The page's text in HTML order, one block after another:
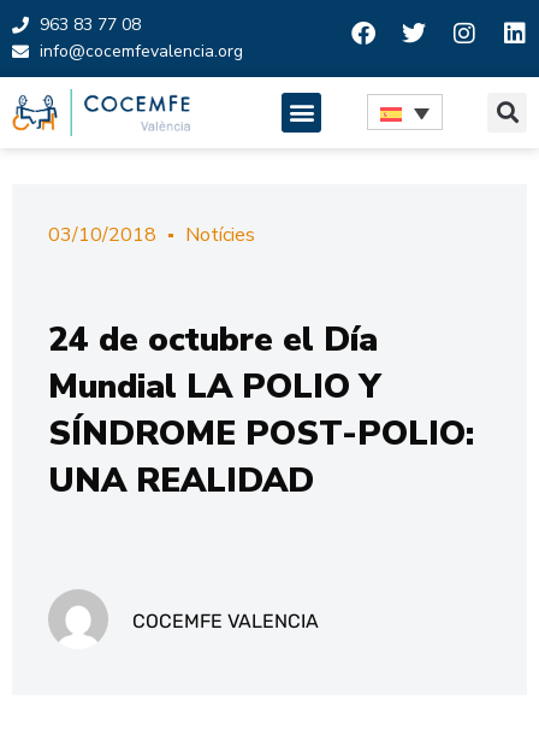
Saltar
al
contenido
963 83 77 08
info@cocemfevalencia.org
03/10/2018 Notícies
24 de octubre el Día
Mundial LA POLIO Y
SÍNDROME POST-POLIO:
UNA REALIDAD
COCEMFE VALENCIA